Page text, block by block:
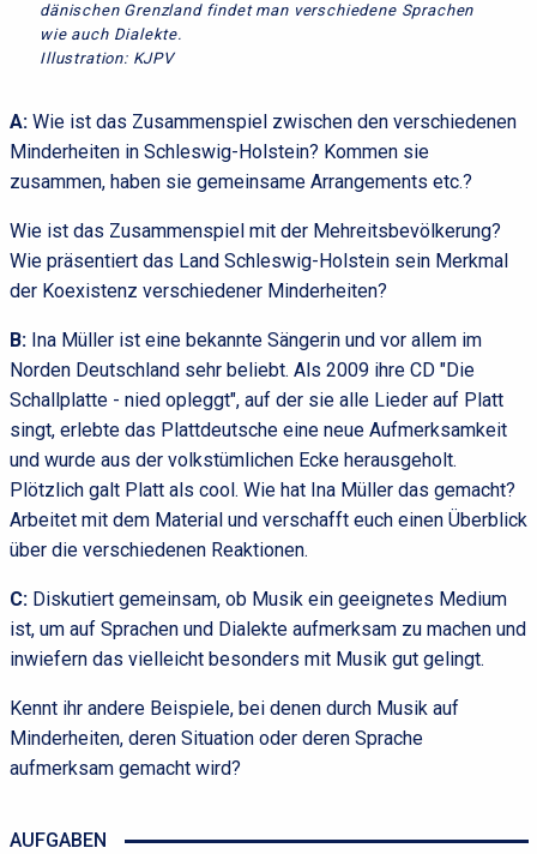
dänischen Grenzland findet man verschiedene Sprachen
wie auch Dialekte.
Illustration: KJPV
A: Wie ist das Zusammenspiel zwischen den verschiedenen
Minderheiten in Schleswig-Holstein? Kommen sie
zusammen, haben sie gemeinsame Arrangements etc.?
Wie ist das Zusammenspiel mit der Mehreitsbevölkerung?
Wie präsentiert das Land Schleswig-Holstein sein Merkmal
der Koexistenz verschiedener Minderheiten?
B: Ina Müller ist eine bekannte Sängerin und vor allem im
Norden Deutschland sehr beliebt. Als 2009 ihre CD "Die
Schallplatte - nied opleggt", auf der sie alle Lieder auf Platt
singt, erlebte das Plattdeutsche eine neue Aufmerksamkeit
und wurde aus der volkstümlichen Ecke herausgeholt.
Plötzlich galt Platt als cool. Wie hat Ina Müller das gemacht?
Arbeitet mit dem Material und verschafft euch einen Überblick
über die verschiedenen Reaktionen.
C:Diskutiert gemeinsam, ob Musik ein geeignetes Medium
ist, um auf Sprachen und Dialekte aufmerksam zu machen und
inwiefern das vielleicht besonders mit Musik gut gelingt.
Kennt ihr andere Beispiele, bei denen durch Musik auf
Minderheiten, deren Situation oder deren Sprache
aufmerksam gemacht wird?
AUFGABEN